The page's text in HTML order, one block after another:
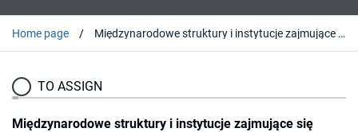
Home page Międzynarodowe struktury i instytucje zajmujące się zwalczaniem terroryzmu na świecie
TO ASSIGN
Międzynarodowe struktury i instytucje zajmujące się